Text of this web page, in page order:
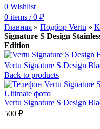
0 Wishlist
0 items / 0 ₽
Главная » Подбор Vertu »
Signature S Design
Edition
Vertu Signature S Design
Back to products
Vertu Signature S Design
500 ₽